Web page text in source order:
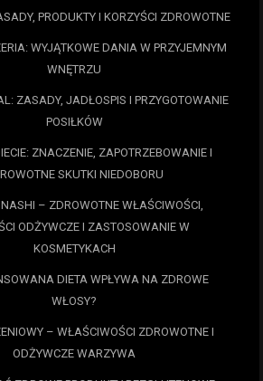
PRODUKTY I KORZYŚCI ZDROWOTNE
WYJĄTKOWE DANIA W PRZYJEMNYM
WNĘTRZU
ZASADY, JADŁOSPIS I PRZYGOTOWANIE
POSIŁKÓW
ZNACZENIE, ZAPOTRZEBOWANIE I
SKUTKI NIEDOBORU
– ZDROWOTNE WŁAŚCIWOŚCI,
ODŻYWCZE I ZASTOSOWANIE W
KOSMETYKACH
DIETA WPŁYWA NA ZDROWE
WŁOSY?
– WŁAŚCIWOŚCI ZDROWOTNE I
ODŻYWCZE WARZYWA